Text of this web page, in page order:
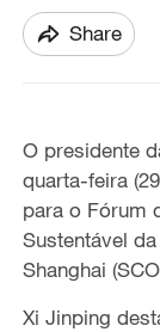
Share
O presidente
quarta-feira
para o Fórum
Sustentável
Shanghai
Xi Jinping